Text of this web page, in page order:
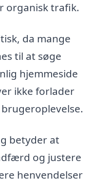
organisk trafik.
da mange
til at søge
hjemmeside
ikke forlader
betyder at
og justere
henvendelser